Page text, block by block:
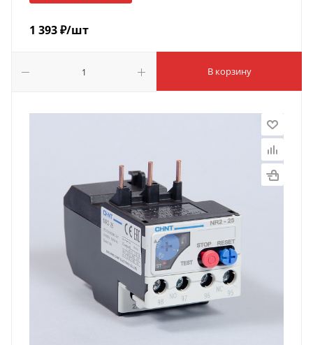
1 393₽/шт
В корзину